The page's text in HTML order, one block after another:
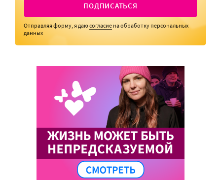
ПОДПИСАТЬСЯ
Отправляя форму, я даюсогласие на обработку персональных
данных